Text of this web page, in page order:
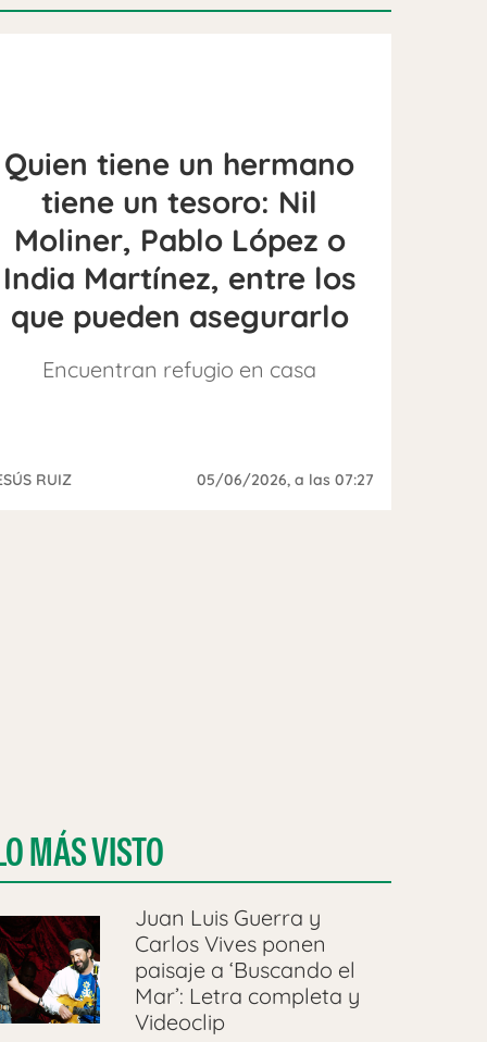
Quien tiene un hermano
tiene un tesoro: Nil
Moliner, Pablo López o
India Martínez, entre los
que pueden asegurarlo
Encuentran refugio en casa
RUIZ 05/06/2026, a las 07:27
MÁS VISTO
Juan Luis Guerra y
Carlos Vives ponen
paisaje a ‘Buscando el
Mar’: Letra completa y
Videoclip